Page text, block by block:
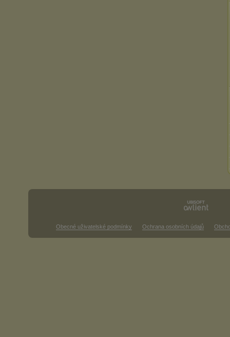
Obecné uživatelské podmínky Ochrana osobních údajů